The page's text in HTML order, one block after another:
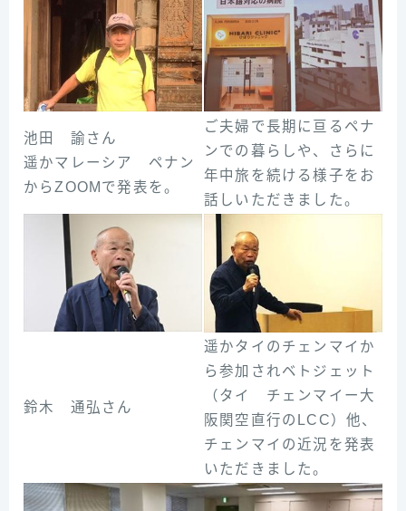
池田 諭さん
遥かマレーシア ペナン
からZOOMで発表を。
ご夫婦で長期に亘るペナ
ンでの暮らしや、さらに
年中旅を続ける様子をお
話しいただきました。
鈴木 通弘さん
遥かタイのチェンマイか
ら参加されベトジェット
（タイ チェンマイー大
阪関空直行のLCC）他、
チェンマイの近況を発表
いただきました。